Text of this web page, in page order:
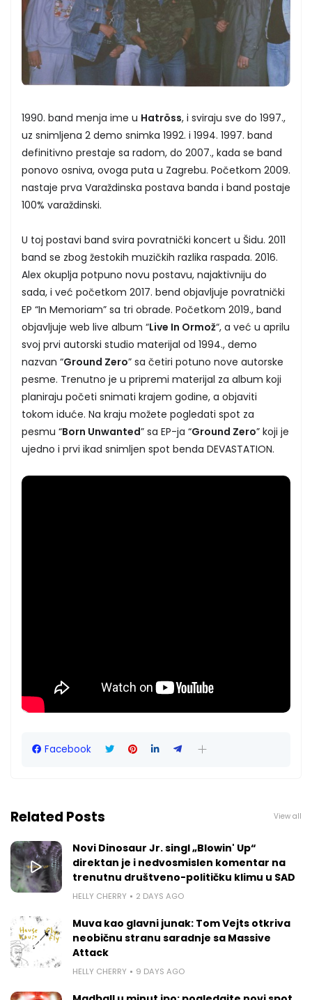
1990. band menja ime u Hatröss, i sviraju sve do 1997.,
uz snimljena 2 demo snimka 1992. i 1994. 1997. band
definitivno prestaje sa radom, do 2007., kada se band
ponovo osniva, ovoga puta u Zagrebu. Početkom 2009.
nastaje prva Varaždinska postava banda i band postaje
100% varaždinski.
U toj postavi band svira povratnički koncert u Šidu. 2011
band se zbog žestokih muzičkih razlika raspada. 2016.
Alex okuplja potpuno novu postavu, najaktivniju do
sada, i već početkom 2017. bend objavljuje povratnički
EP “In Memoriam” sa tri obrade. Početkom 2019., band
objavljuje web live album “Live In Ormož“, a već u aprilu
svoj prvi autorski studio materijal od 1994., demo
nazvan “Ground Zero” sa četiri potuno nove autorske
pesme. Trenutno je u pripremi materijal za album koji
planiraju početi snimati krajem godine, a objaviti
tokom iduće. Na kraju možete pogledati spot za
pesmu “Born Unwanted” sa EP-ja “Ground Zero” koji je
ujedno i prvi ikad snimljen spot benda DEVASTATION.
Facebook
Related Posts View all
Novi Dinosaur Jr. singl „Blowin' Up“
direktan je i nedvosmislen komentar na
trenutnu društveno-političku klimu u SAD
HELLY CHERRY 2 DAYS AGO
Muva kao glavni junak: Tom Vejts otkriva
neobičnu stranu saradnje sa Massive
Attack
HELLY CHERRY 9 DAYS AGO